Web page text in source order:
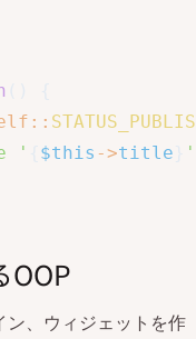
::
' $this ->title
OOP
ン、ウィジェットを作